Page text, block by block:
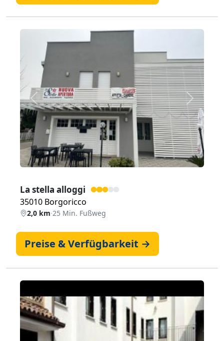
Zurück Weiter
La stella alloggi
35010 Borgoricco
2,0 km·25 Min. Fußweg
Preise & Verfügbarkeit →